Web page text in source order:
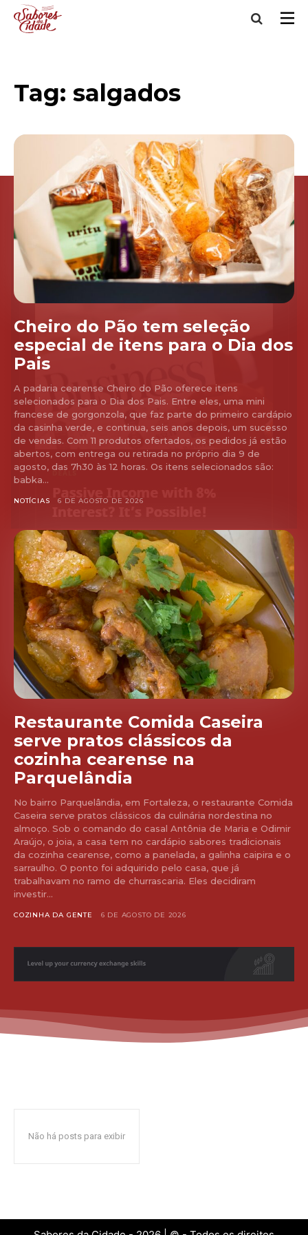
Tag: salgados
Cheiro do Pão tem seleção
especial de itens para o Dia dos
Pais
A padaria cearense Cheiro do Pão oferece itens
selecionados para o Dia dos Pais. Entre eles, uma mini
francese de gorgonzola, que faz parte do primeiro cardápio
da casinha verde, e continua, seis anos depois, um sucesso
de vendas. Com 11 produtos ofertados, os pedidos já estão
abertos, com entrega ou retirada no próprio dia 9 de
agosto, das 7h30 às 12 horas. Os itens selecionados são:
babka...
NOTÍCIAS 6 DE AGOSTO DE 2026
Restaurante Comida Caseira
serve pratos clássicos da
cozinha cearense na
Parquelândia
No bairro Parquelândia, em Fortaleza, o restaurante Comida
Caseira serve pratos clássicos da culinária nordestina no
almoço. Sob o comando do casal Antônia de Maria e Odimir
Araújo, o joia, a casa tem no cardápio sabores tradicionais
da cozinha cearense, como a panelada, a galinha caipira e o
sarraulho. O ponto foi adquirido pelo casa, que já
trabalhavam no ramo de churrascaria. Eles decidiram
investir...
COZINHA DA GENTE 6 DE AGOSTO DE 2026
Não há posts para exibir